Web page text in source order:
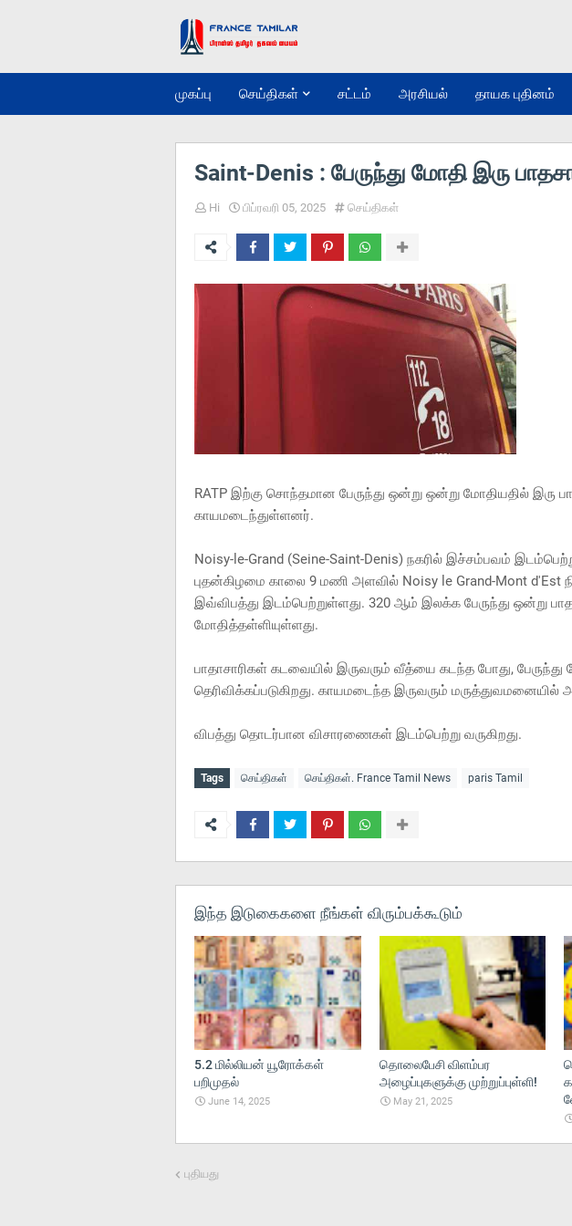
முகப்பு செய்திகள் சட்டம் அரசியல் தாயக புதினம்
Saint-Denis : பேருந்து மோதி இரு
Hi பிப்ரவரி 05, 2025 செய்திகள்
RATP இற்கு சொந்தமான பேருந்து ஒன்று ஒன்று மோதியதில் இரு
காயமடைந்துள்ளனர்.
Noisy-le-Grand (Seine-Saint-Denis) நகரில் இச்சம்பவம்
புதன்கிழமை காலை 9 மணி அளவில் Noisy le Grand-Mont d'Est
இவ்விபத்து இடம்பெற்றுள்ளது. 320 ஆம் இலக்க பேருந்து ஒன்று
மோதித்தள்ளியுள்ளது.
பாதாசாரிகள் கடவையில் இருவரும் வீத்யை கடந்த போது, பேருந்து
தெரிவிக்கப்படுகிறது. காயமடைந்த இருவரும் மருத்துவமனையில்
விபத்து தொடர்பான விசாரணைகள் இடம்பெற்று வருகிறது.
Tags செய்திகள் செய்திகள். France Tamil News paris Tamil
இந்த இடுகைகளை நீங்கள் விரும்பக்கூடும்
5.2 மில்லியன் யூரோக்கள்
பறிமுதல்
June 14, 2025
தொலைபேசி விளம்பர
அழைப்புகளுக்கு முற்றுப்புள்ளி!
May 21, 2025
புதியது